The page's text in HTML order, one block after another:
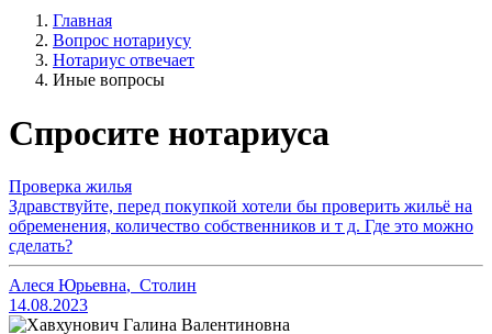
Главная
Вопрос нотариусу
Нотариус отвечает
Иные вопросы
Спросите нотариуса
Проверка жилья
Здравствуйте, перед покупкой хотели бы проверить жильё на
обременения, количество собственников и т д. Где это можно
сделать?
Алеся Юрьевна, Столин
14.08.2023